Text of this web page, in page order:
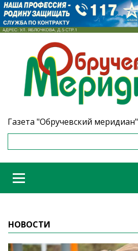
Газета "Обручевский меридиан"
НОВОСТИ